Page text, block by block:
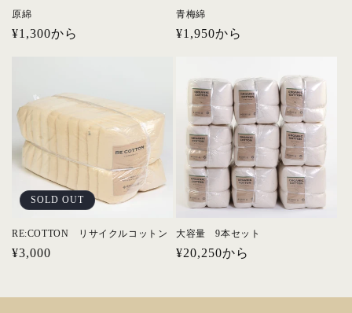
原綿
通
¥1,300から
青梅綿
通
¥1,950から
SOLD OUT
RE:COTTON リサイクルコットン
通
¥3,000
大容量 9本セット
通
¥20,250から